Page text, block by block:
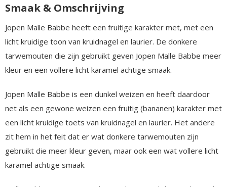
Smaak & Omschrijving
Jopen Malle Babbe heeft een fruitige karakter met, met een
licht kruidige toon van kruidnagel en laurier. De donkere
tarwemouten die zijn gebruikt geven Jopen Malle Babbe meer
kleur en een vollere licht karamel achtige smaak.
Jopen Malle Babbe is een dunkel weizen en heeft daardoor
net als een gewone weizen een fruitig (bananen) karakter met
een licht kruidige toets van kruidnagel en laurier. Het andere
zit hem in het feit dat er wat donkere tarwemouten zijn
gebruikt die meer kleur geven, maar ook een wat vollere licht
karamel achtige smaak.